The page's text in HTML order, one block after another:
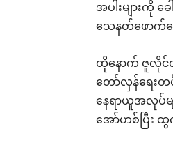
အပါးများကို
သေနတ်ဖောက်ခ
ထိုနောက် ဇူလိုင်
တော်လှန်ရေး
နေရာယူအလုပ်မ
အော်ဟစ်ပြီး